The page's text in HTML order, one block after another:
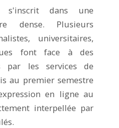
s'inscrit dans une
dense. Plusieurs
universitaires,
font face à des
par les services de
au premier semestre
en ligne au
interpellée par